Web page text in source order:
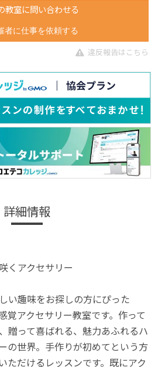
教室に問い合わせる
者に仕事を依頼する
違反報告はこちら
詳細情報
アクセサリー
い趣味をお探しの方にぴった
覚アクセサリー教室です。作って
贈って喜ばれる、魅力あふれるハ
の世界。手作りが初めてという方
ただけるレッスンです。既にアク